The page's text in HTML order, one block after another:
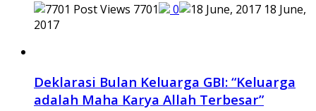
7701 0
18 June,
2017
Deklarasi Bulan Keluarga GBI: “Keluarga
adalah Maha Karya Allah Terbesar”